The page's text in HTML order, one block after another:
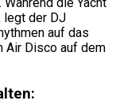
legt der DJ
auf das
Air Disco auf dem